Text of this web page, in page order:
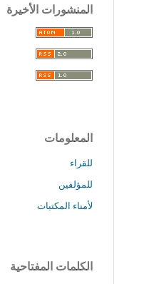
المنشورات الأخيرة
المعلومات
للقراء
للمؤلفين
لأمناء المكتبات
الكلمات المفتاحية